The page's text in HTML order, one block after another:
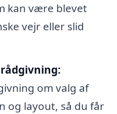
kan være blevet
vejr eller slid
om valg af
og layout, så du får